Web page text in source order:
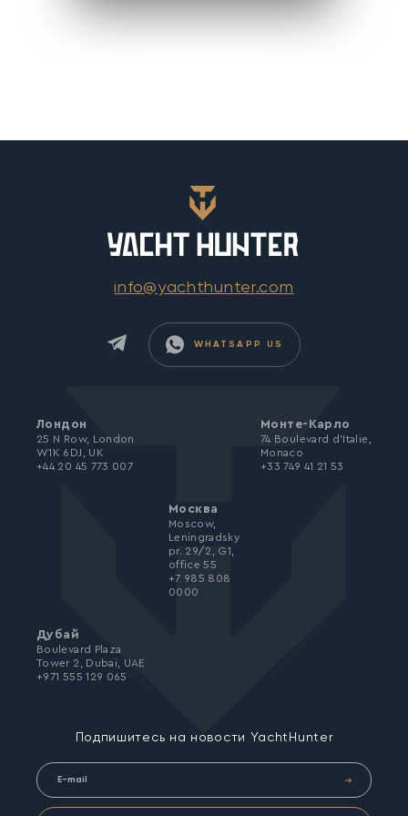
info@yachthunter.com
WHATSAPP US
Подпишитесь на новости YachtHunter
Лондон
25 N Row, London
W1K 6DJ, UK
+44 20 45 773 007
Монте-Карло
74 Boulevard d’Italie,
Monaco
+33 749 41 21 53
Москва
Moscow,
Leningradsky
pr. 29/2, G1,
office 55
+7 985 808
0000
Дубай
Boulevard Plaza
Tower 2, Dubai, UAE
+971 555 129 065